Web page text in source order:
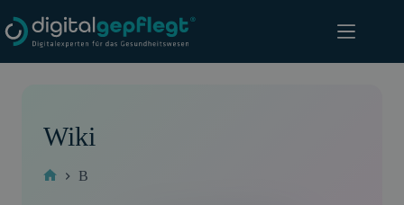
Inhalt
springen
Wiki
B